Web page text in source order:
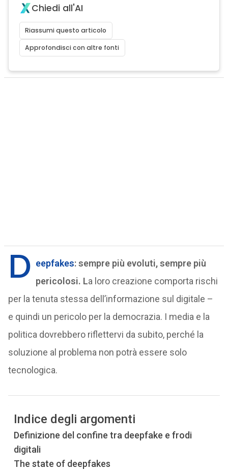
Chiedi all'AI
Riassumi questo articolo
Approfondisci con altre fonti
D eepfakes: sempre più evoluti, sempre più
pericolosi. La loro creazione comporta rischi
per la tenuta stessa dell’informazione sul digitale –
e quindi un pericolo per la democrazia. I media e la
politica dovrebbero riflettervi da subito, perché la
soluzione al problema non potrà essere solo
tecnologica.
Indice degli argomenti
Definizione del confine tra deepfake e frodi
digitali
The state of deepfakes